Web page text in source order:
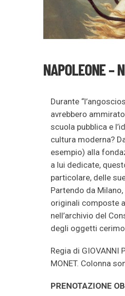
NAPOLEONE –
Durante
avrebbero
scuola pubblica e
cultura moderna?
esempio) alla
a lui dedicate,
particolare, delle
Partendo da
originali composte
nell’archivio del
degli oggetti
Regia di GIOVANNI
MONET. Colonna
PRENOTAZIONE